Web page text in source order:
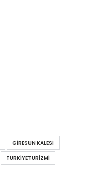
GIRESUN KALESI
TÜRKIYETURIZMI